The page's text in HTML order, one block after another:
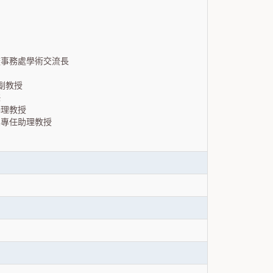
務處學術交流長
教授
教授
任助理教授